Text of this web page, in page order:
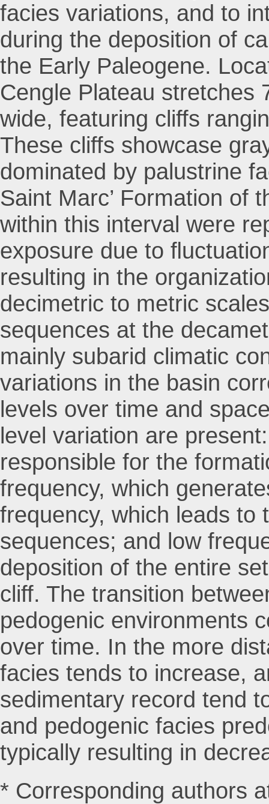
facies variations, and to
during the deposition of
the Early Paleogene.
Cengle Plateau stretches
wide, featuring cliffs
These cliffs showcase
dominated by palustrine
Saint Marc’ Formation of
within this interval were
exposure due to
resulting in the
decimetric to metric
sequences at the
mainly subarid climatic
variations in the basin
levels over time and
level variation are
responsible for the
frequency, which
frequency, which leads to
sequences; and low
deposition of the entire
cliff. The transition
pedogenic environments
over time. In the more
facies tends to increase,
sedimentary record tend
and pedogenic facies
typically resulting in
* Corresponding authors